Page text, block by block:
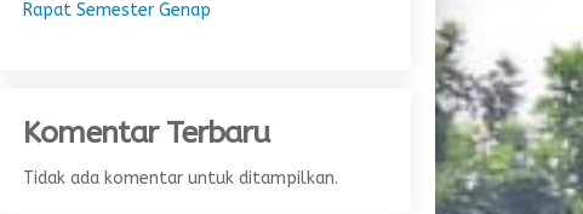
Rapat Semester Genap
Komentar Terbaru
Tidak ada komentar untuk ditampilkan.